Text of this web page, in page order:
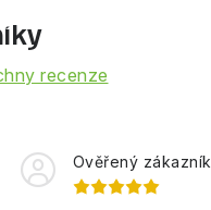
recenze
Ověřený zákazník